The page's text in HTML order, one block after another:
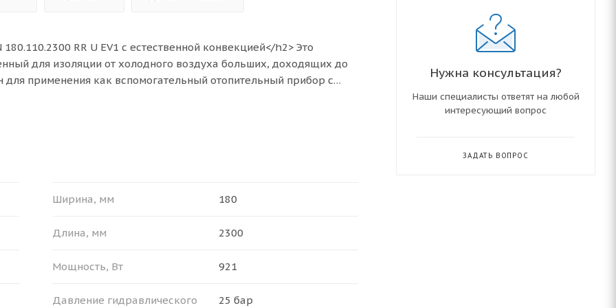
RR U EV1 с естественной конвекцией</h2> Это
для изоляции от холодного воздуха больших, доходящих до
применения как вспомогательный отопительный прибор с
Конвектор Ntherm может быть установлен как в однотрубную,
эксплуатации в российских системах центрального отопления.
– 130 °С.</li>
b></span><br>
Ширина, мм 180
Длина, мм 2300
Мощность, Вт 921
Давление гидравлического
25 бар
Нужна консультация?
Наши специалисты ответят на любой
интересующий вопрос
ЗАДАТЬ ВОПРОС